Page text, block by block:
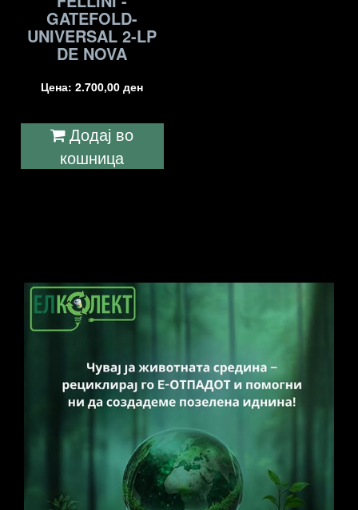
GATEFOLD-
UNIVERSAL 2-LP
DE NOVA
Цена:2.700,00ден
Додај во
кошница